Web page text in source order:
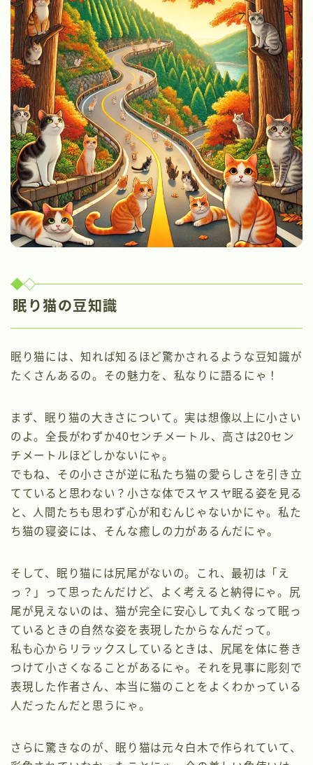
眠り猫の豆知識
眠り猫には、知れば知るほど驚かされるような豆知識が
たくさんあるの。その魅力を、私なりに語るにゃ！
まず、眠り猫の大きさについて。実は想像以上に小さい
のよ。全長がわずか40センチメートル、高さは20セン
チメートルほどしかないにゃ。
でもね、その小ささが逆に私たち猫の愛らしさを引き立
てていると思わない？小さな体でスヤスヤ眠る姿を見る
と、人間たちも思わず心が和むんじゃないかにゃ。私た
ち猫の寝姿には、そんな癒しの力があるんだにゃ。
そして、眠り猫には尻尾がないの。これ、最初は「え
っ？」って思ったんだけど、よく考えると納得にゃ。尻
尾が見えないのは、猫が完全に安心して丸くなって眠っ
ているときの自然な姿を表現したからなんだって。
私も心からリラックスしているときは、尻尾を体に巻き
つけて小さくなることがあるにゃ。それを見事に彫刻で
表現した作者さん、本当に猫のことをよくわかっている
人だったんだと思うにゃ。
さらに驚きなのが、眠り猫は元々白木で作られていて、